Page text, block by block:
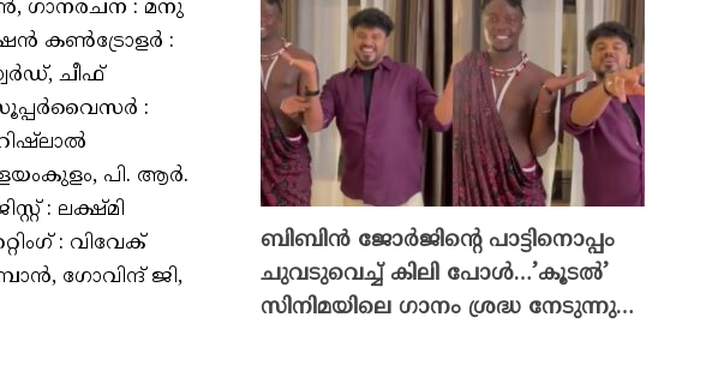
ഗാനരചന : മനു
കൺട്രോളർ :
ചീഫ്
:
പി. ആർ.
: ലക്ഷ്മി
: വിവേക്
ഗോവിന്ദ് ജി,
ബിബിൻ ജോർജിന്റെ പാട്ടിനൊപ്പം
ചുവടുവെച്ച് കിലി പോൾ…’കൂടൽ’
സിനിമയിലെ ഗാനം ശ്രദ്ധ നേടുന്നു…